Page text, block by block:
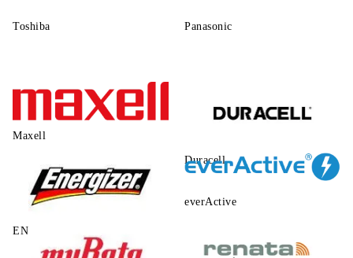
Toshiba Panasonic
Maxell
Duracell
ENERGIZER
everActive